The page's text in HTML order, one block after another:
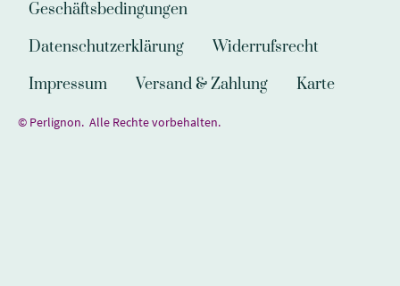
Geschäftsbedingungen
Datenschutzerklärung
Widerrufsrecht
Impressum
Versand & Zahlung Karte
© Perlignon. Alle Rechte vorbehalten.